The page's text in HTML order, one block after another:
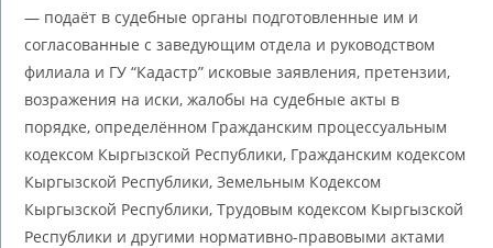
— подаёт в судебные органы подготовленные им и
согласованные с заведующим отдела и руководством
филиала и ГУ “Кадастр” исковые заявления, претензии,
возражения на иски, жалобы на судебные акты в
порядке, определённом Гражданским процессуальным
кодексом Кыргызской Республики, Гражданским кодексом
Кыргызской Республики, Земельным Кодексом
Кыргызской Республики, Трудовым кодексом Кыргызской
Республики и другими нормативно-правовыми актами